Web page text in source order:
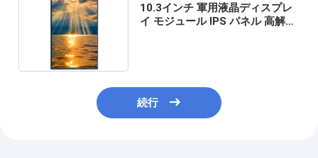
10.3インチ 軍用液晶ディスプレ
イ モジュール IPS パネル 高解像
続行